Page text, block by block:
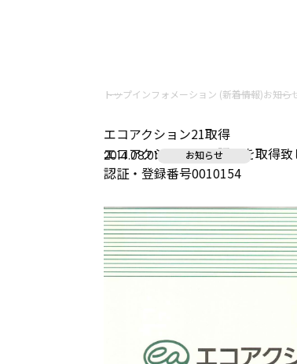
トップインフォメーション (新着情報)お知ら
2014.08.01 お知らせ
エコアクション21取得
エコアクション21の認証を取得致
認証・登録番号0010154